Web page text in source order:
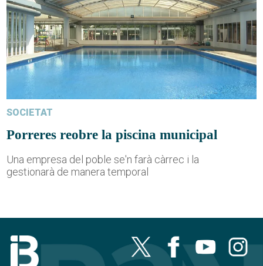
SOCIETAT
Porreres reobre la piscina municipal
Una empresa del poble se'n farà càrrec i la
gestionarà de manera temporal